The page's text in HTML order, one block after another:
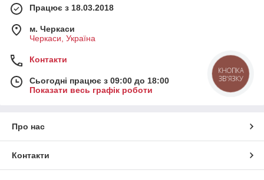
Працює з 18.03.2018
м. Черкаси
Черкаси, Україна
Контакти
Сьогодні працює з 09:00 до 18:00
Показати весь графік роботи
Про нас
Контакти
КНОПКА
ЗВ'ЯЗКУ